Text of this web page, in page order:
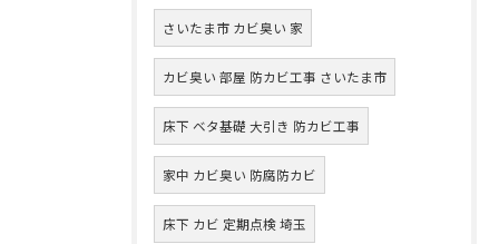
さいたま市 カビ臭い 家
カビ臭い 部屋 防カビ工事 さいたま市
床下 ベタ基礎 大引き 防カビ工事
家中 カビ臭い 防腐防カビ
床下 カビ 定期点検 埼玉